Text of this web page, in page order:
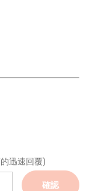
迅速回覆)
確認